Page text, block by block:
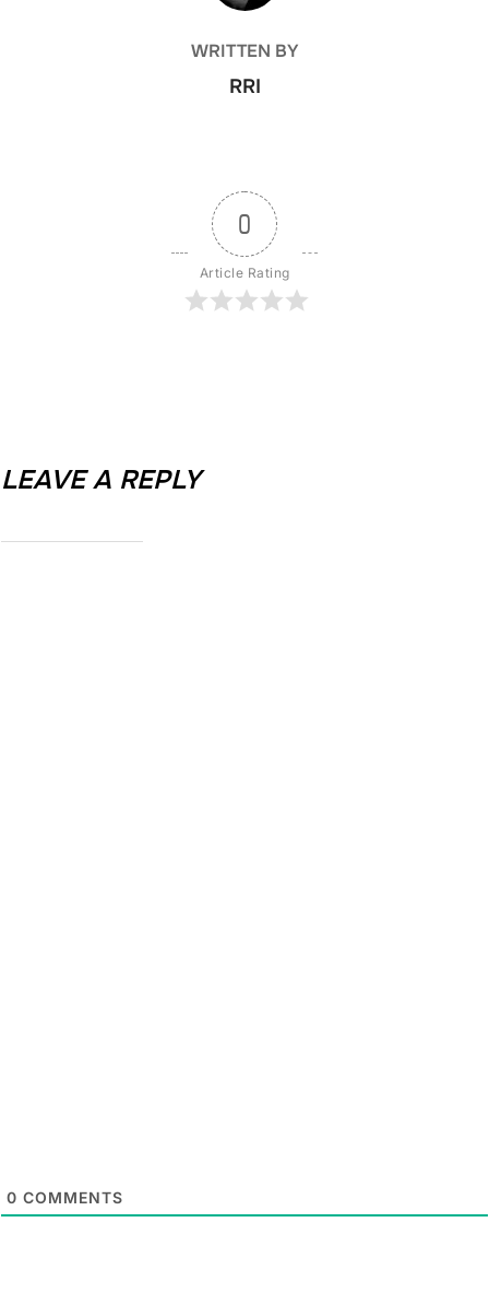
WRITTEN BY
RRI
0
Article Rating
LEAVE A REPLY
0 COMMENTS